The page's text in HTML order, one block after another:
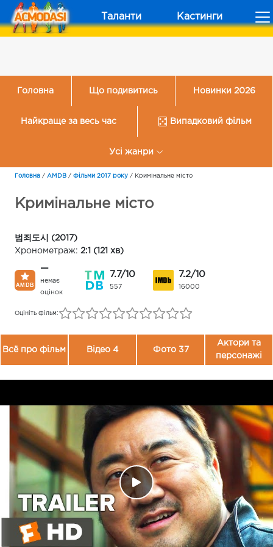
Таланти Кастинги
Головна Що подивитись Новинки 2026
Найкраще за весь час Випадковий фільм
Усі жанри
Головна / AMDB / Фільми 2017 року / Кримінальне місто
Кримінальне місто
범죄도시 (2017)
Хронометраж: 2:1 (121 хв)
—
немає
оцінок
7.7/10
557
7.2/10
16000
Оцініть фільм:
Всё про фільм Відео 4 Фото 37
Актори та
персонажі